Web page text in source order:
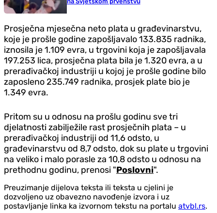
Prosječna mjesečna neto plata u građevinarstvu,
koje je prošle godine zapošljavalo 133.835 radnika,
iznosila je 1.109 evra, u trgovini koja je zapošljavala
197.253 lica, prosječna plata bila je 1.320 evra, a u
prerađivačkoj industriji u kojoj je prošle godine bilo
zaposleno 235.749 radnika, prosjek plate bio je
1.349 evra.
Pritom su u odnosu na prošlu godinu sve tri
djelatnosti zabilježile rast prosječnih plata – u
prerađivačkoj industriji od 11,6 odsto, u
građevinarstvu od 8,7 odsto, dok su plate u trgovini
na veliko i malo porasle za 10,8 odsto u odnosu na
prethodnu godinu, prenosi "Poslovni".
Preuzimanje dijelova teksta ili teksta u cjelini je
dozvoljeno uz obavezno navođenje izvora i uz
postavljanje linka ka izvornom tekstu na portalu atvbl.rs.